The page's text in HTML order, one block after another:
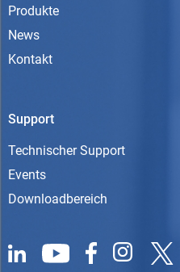
Produkte
News
Kontakt
Support
Technischer Support
Events
Downloadbereich